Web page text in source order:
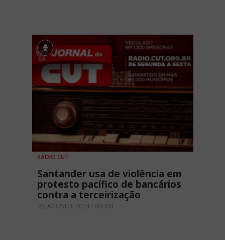
RÁDIO CUT
Santander usa de violência em
protesto pacífico de bancários
contra a terceirização
22 AGOSTO, 2024 - 00H00